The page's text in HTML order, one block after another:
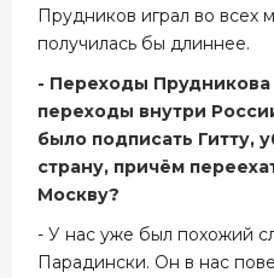
Прудников играл во всех
получилась бы длиннее.
- Переходы
переходы внутри
было подписать Гитту,
страну, причём
Москву?
- У нас уже был похожий
Парадински. Он в нас